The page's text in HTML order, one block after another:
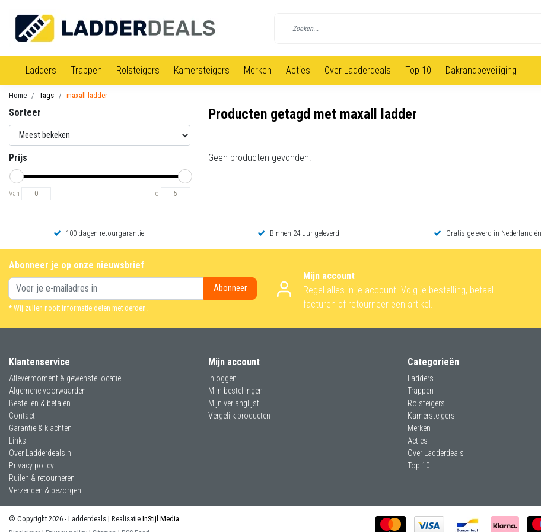
Ladders Trappen Rolsteigers Kamersteigers Merken Acties Over Ladderdeals Top 10 Dakrandbeveiliging
Home Tags maxall ladder
Sorteer
Prijs
Van To
Producten getagd met maxall ladder
Geen producten gevonden!
100 dagen retourgarantie! Binnen 24 uur geleverd! Gratis geleverd in Nederland
Abonneer je op onze nieuwsbrief
Abonneer
* Wij zullen nooit informatie delen met derden.
Mijn account
Regel alles in je account. Volg je bestelling, betaal
facturen of retourneer een artikel.
Klantenservice
Aflevermoment & gewenste locatie
Algemene voorwaarden
Bestellen & betalen
Contact
Garantie & klachten
Links
Over Ladderdeals.nl
Privacy policy
Ruilen & retourneren
Verzenden & bezorgen
Mijn account
Inloggen
Mijn bestellingen
Mijn verlanglijst
Vergelijk producten
Categorieën
Ladders
Trappen
Rolsteigers
Kamersteigers
Merken
Acties
Over Ladderdeals
Top 10
© Copyright 2026 - Ladderdeals | Realisatie InStijl Media